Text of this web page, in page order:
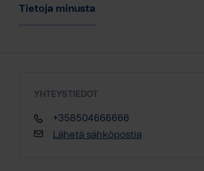
Tietoja minusta
YHTEYSTIEDOT
+358504666666
Lähetä sähköpostia